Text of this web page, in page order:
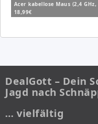
Acer kabellose Maus (2,4
18,99€
DealGott – Dein
Jagd nach
… vielfältig